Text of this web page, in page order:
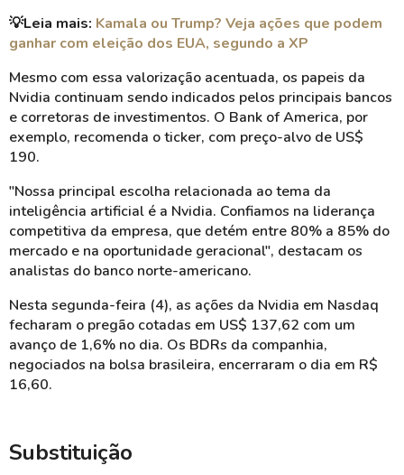
💡Leia mais: Kamala ou Trump? Veja ações que podem
ganhar com eleição dos EUA, segundo a XP
Mesmo com essa valorização acentuada, os papeis da
Nvidia continuam sendo indicados pelos principais bancos
e corretoras de investimentos. O Bank of America, por
exemplo, recomenda o ticker, com preço-alvo de US$
190.
"Nossa principal escolha relacionada ao tema da
inteligência artificial é a Nvidia. Confiamos na liderança
competitiva da empresa, que detém entre 80% a 85% do
mercado e na oportunidade geracional", destacam os
analistas do banco norte-americano.
Nesta segunda-feira (4), as ações da Nvidia em Nasdaq
fecharam o pregão cotadas em US$ 137,62 com um
avanço de 1,6% no dia. Os BDRs da companhia,
negociados na bolsa brasileira, encerraram o dia em R$
16,60.
Substituição